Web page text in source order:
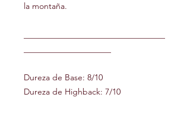
la montaña.
Dureza de Base: 8/10
Dureza de Highback: 7/10